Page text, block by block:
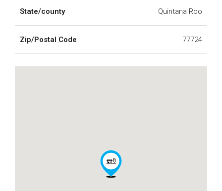
State/county Quintana Roo
Zip/Postal Code 77724